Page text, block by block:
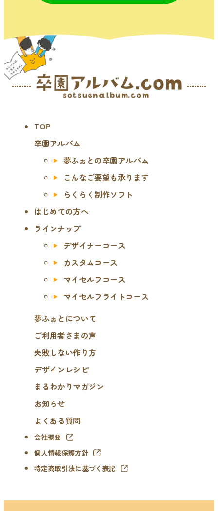
TOP
卒園アルバム
夢ふぉとの卒園アルバム
こんなご要望も承ります
らくらく制作ソフト
はじめての方へ
ラインナップ
デザイナーコース
カスタムコース
マイセルフコース
マイセルフライトコース
夢ふぉとについて
ご利用者さまの声
失敗しない作り方
デザインレシピ
まるわかりマガジン
お知らせ
よくある質問
会社概要
個人情報保護方針
特定商取引法に基づく表記